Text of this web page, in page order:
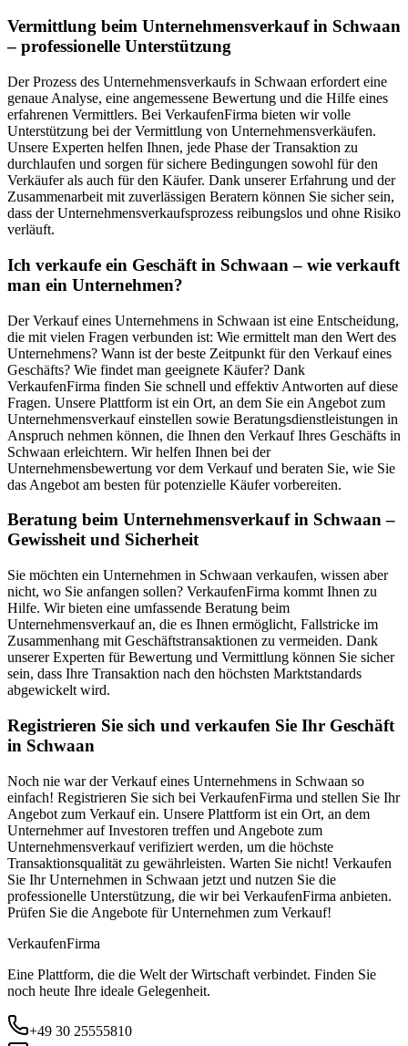
Vermittlung beim Unternehmensverkauf in Schwaan
– professionelle Unterstützung
Der Prozess des Unternehmensverkaufs in Schwaan erfordert eine
genaue Analyse, eine angemessene Bewertung und die Hilfe eines
erfahrenen Vermittlers. Bei VerkaufenFirma bieten wir volle
Unterstützung bei der Vermittlung von Unternehmensverkäufen.
Unsere Experten helfen Ihnen, jede Phase der Transaktion zu
durchlaufen und sorgen für sichere Bedingungen sowohl für den
Verkäufer als auch für den Käufer. Dank unserer Erfahrung und der
Zusammenarbeit mit zuverlässigen Beratern können Sie sicher sein,
dass der Unternehmensverkaufsprozess reibungslos und ohne Risiko
verläuft.
Ich verkaufe ein Geschäft in Schwaan – wie verkauft
man ein Unternehmen?
Der Verkauf eines Unternehmens in Schwaan ist eine Entscheidung,
die mit vielen Fragen verbunden ist: Wie ermittelt man den Wert des
Unternehmens? Wann ist der beste Zeitpunkt für den Verkauf eines
Geschäfts? Wie findet man geeignete Käufer? Dank
VerkaufenFirma finden Sie schnell und effektiv Antworten auf diese
Fragen. Unsere Plattform ist ein Ort, an dem Sie ein Angebot zum
Unternehmensverkauf einstellen sowie Beratungsdienstleistungen in
Anspruch nehmen können, die Ihnen den Verkauf Ihres Geschäfts in
Schwaan erleichtern. Wir helfen Ihnen bei der
Unternehmensbewertung vor dem Verkauf und beraten Sie, wie Sie
das Angebot am besten für potenzielle Käufer vorbereiten.
Beratung beim Unternehmensverkauf in Schwaan –
Gewissheit und Sicherheit
Sie möchten ein Unternehmen in Schwaan verkaufen, wissen aber
nicht, wo Sie anfangen sollen? VerkaufenFirma kommt Ihnen zu
Hilfe. Wir bieten eine umfassende Beratung beim
Unternehmensverkauf an, die es Ihnen ermöglicht, Fallstricke im
Zusammenhang mit Geschäftstransaktionen zu vermeiden. Dank
unserer Experten für Bewertung und Vermittlung können Sie sicher
sein, dass Ihre Transaktion nach den höchsten Marktstandards
abgewickelt wird.
Registrieren Sie sich und verkaufen Sie Ihr Geschäft
in Schwaan
Noch nie war der Verkauf eines Unternehmens in Schwaan so
einfach! Registrieren Sie sich bei VerkaufenFirma und stellen Sie Ihr
Angebot zum Verkauf ein. Unsere Plattform ist ein Ort, an dem
Unternehmer auf Investoren treffen und Angebote zum
Unternehmensverkauf verifiziert werden, um die höchste
Transaktionsqualität zu gewährleisten. Warten Sie nicht! Verkaufen
Sie Ihr Unternehmen in Schwaan jetzt und nutzen Sie die
professionelle Unterstützung, die wir bei VerkaufenFirma anbieten.
Prüfen Sie die Angebote für Unternehmen zum Verkauf!
VerkaufenFirma
Eine Plattform, die die Welt der Wirtschaft verbindet. Finden Sie
noch heute Ihre ideale Gelegenheit.
+49 30 25555810